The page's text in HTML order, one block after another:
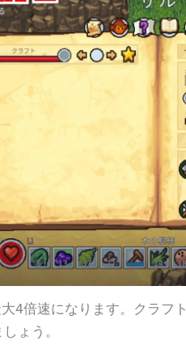
4倍速になります。クラフ
ょう。